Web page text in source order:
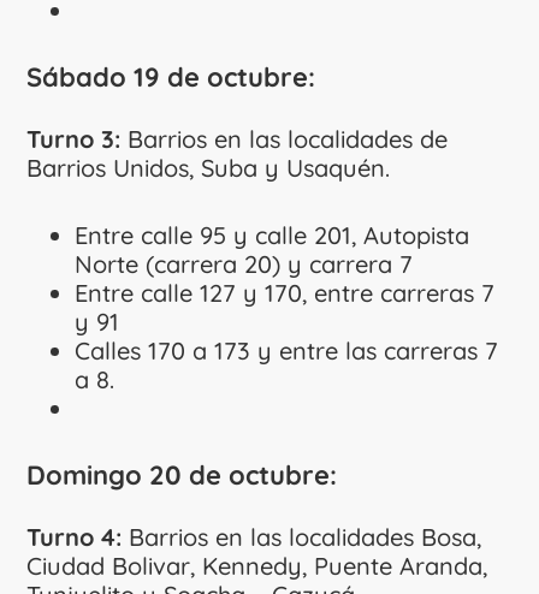
Sábado 19 de octubre:
Turno 3: Barrios en las localidades de
Barrios Unidos, Suba y Usaquén.
Entre calle 95 y calle 201, Autopista
Norte (carrera 20) y carrera 7
Entre calle 127 y 170, entre carreras 7
y 91
Calles 170 a 173 y entre las carreras 7
a 8.
Domingo 20 de octubre:
Turno 4: Barrios en las localidades Bosa,
Ciudad Bolivar, Kennedy, Puente Aranda,